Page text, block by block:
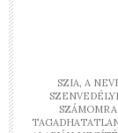
SZIA, A